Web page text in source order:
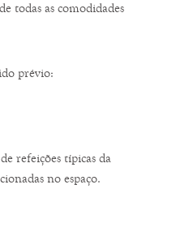
todas as comodidades
prévio:
refeições típicas da
no espaço.